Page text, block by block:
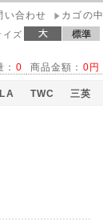
い合わせ カゴの中
イズ
0 商品金額： 0円
TWC 三英